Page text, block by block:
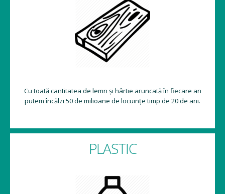
Cu toată cantitatea de lemn și hârtie aruncată în fiecare an
putem încălzi 50 de milioane de locuințe timp de 20 de ani.
PLASTIC